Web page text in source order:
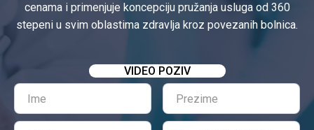
cenama i primenjuje koncepciju pružanja usluga od 360
stepeni u svim oblastima zdravlja kroz povezanih bolnica.
VIDEO POZIV